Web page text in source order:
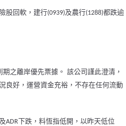
股回軟，建行(0939)及農行(1288)都跌逾
之離岸優先票據。 該公司謹此澄清，
良好，運營資金充裕，不存在任何流動
ADR 下跌，料恆指低開，以昨天低位